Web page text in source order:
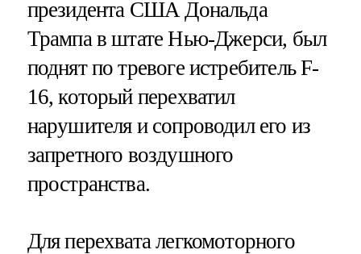
президента США Дональда
Трампа в штате Нью-Джерси, был
поднят по тревоге истребитель F-
16, который перехватил
нарушителя и сопроводил его из
запретного воздушного
пространства.
Для перехвата легкомоторного